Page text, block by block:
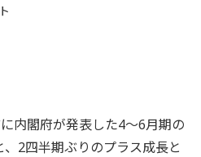
内閣府が発表した4～6月期の
2四半期ぶりのプラス成長と